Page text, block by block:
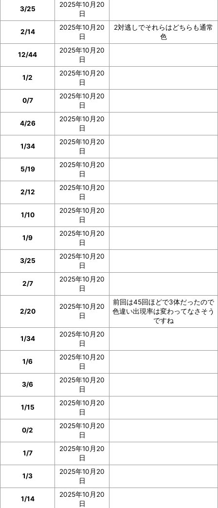
イベント参加前に図鑑の「見つけた数」の部分のスクシ
ョを撮っておいたり、メモしておくと便利です。
ぜひご協力をお願いいたします。
3/25
2025年10月20
日
2/14
2025年10月20
日
2対逃しでそれらはどちらも通常
色
12/44
2025年10月20
日
1/2
2025年10月20
日
0/7
2025年10月20
日
4/26
2025年10月20
日
1/34
2025年10月20
日
5/19
2025年10月20
日
2/12
2025年10月20
日
1/10
2025年10月20
日
1/9
2025年10月20
日
3/25
2025年10月20
日
2/7
2025年10月20
日
2/20
2025年10月20
日
前回は45回ほどで3体だったので
色違い出現率は変わってなさそう
ですね
1/34
2025年10月20
日
1/6
2025年10月20
日
3/6
2025年10月20
日
1/15
2025年10月20
日
0/2
2025年10月20
日
1/7
2025年10月20
日
1/3
2025年10月20
日
1/14
2025年10月20
日